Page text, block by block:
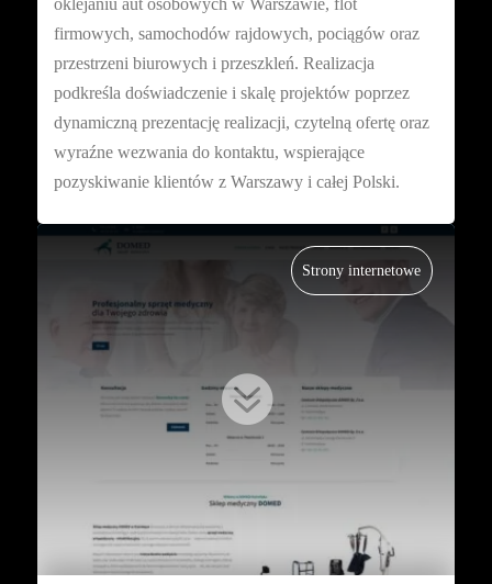
oklejaniu aut osobowych w Warszawie, flot
firmowych, samochodów rajdowych, pociągów oraz
przestrzeni biurowych i przeszkleń. Realizacja
podkreśla doświadczenie i skalę projektów poprzez
dynamiczną prezentację realizacji, czytelną ofertę oraz
wyraźne wezwania do kontaktu, wspierające
pozyskiwanie klientów z Warszawy i całej Polski.
Strony internetowe
